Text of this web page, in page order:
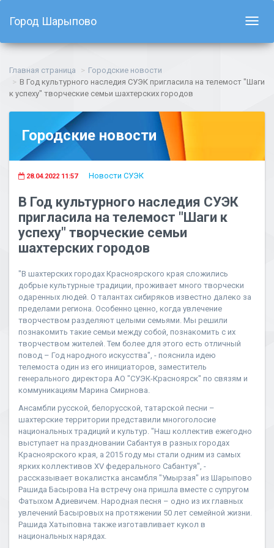
Город Шарыпово
Главная страница
Городские новости
В Год культурного наследия СУЭК пригласила на телемост "Шаги
к успеху" творческие семьи шахтерских городов
Городские новости
28.04.2022 11:57 Новости СУЭК
В Год культурного наследия СУЭК
пригласила на телемост "Шаги к
успеху" творческие семьи
шахтерских городов
"В шахтерских городах Красноярского края сложились
добрые культурные традиции, проживает много творчески
одаренных людей. О талантах сибиряков известно далеко за
пределами региона. Особенно ценно, когда увлечение
творчеством разделяют целыми семьями. Мы решили
познакомить такие семьи между собой, познакомить с их
творчеством жителей. Тем более для этого есть отличный
повод – Год народного искусства", - пояснила идею
телемоста один из его инициаторов, заместитель
генерального директора АО "СУЭК-Красноярск" по связям и
коммуникациям Марина Смирнова.
Ансамбли русской, белорусской, татарской песни –
шахтерские территории представили многоголосие
национальных традиций и культур. "Наш коллектив ежегодно
выступает на праздновании Сабантуя в разных городах
Красноярского края, а 2015 году мы стали одним из самых
ярких коллективов XV федерального Сабантуя", -
рассказывает вокалистка ансамбля "Умырзая" из Шарыпово
Рашида Басырова На встречу она пришла вместе с супругом
Фатыхом Адиевичем. Народная песня – одно из их главных
увлечений Басыровых на протяжении 50 лет семейной жизни.
Рашида Хатыповна также изготавливает кукол в
национальных нарядах.